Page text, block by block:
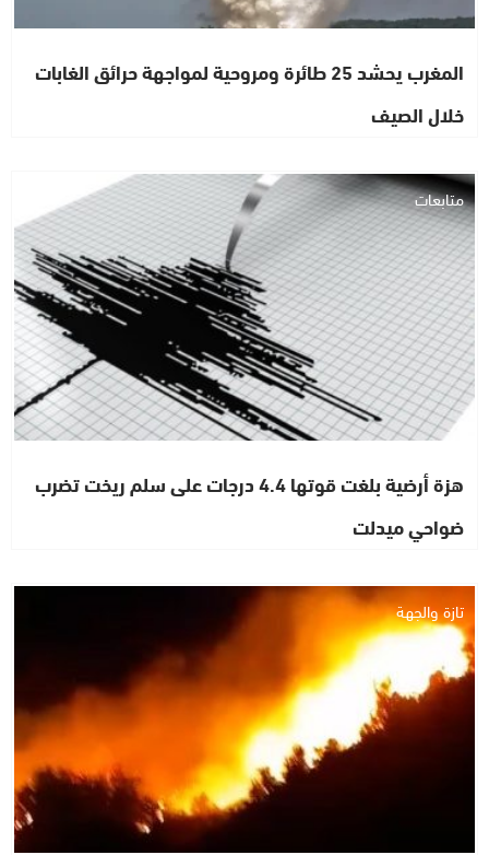
المغرب يحشد 25 طائرة ومروحية لمواجهة حرائق الغابات
خلال الصيف
متابعات
هزة أرضية بلغت قوتها 4.4 درجات على سلم ريخت تضرب
ضواحي ميدلت
تازة والجهة